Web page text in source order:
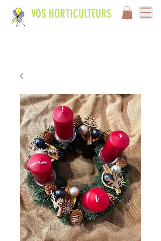
VOS HORTICULTEURS